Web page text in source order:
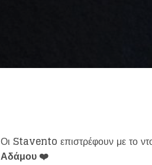
Οι Stavento επιστρέφουν με το
Αδάμου ❤️
Get news